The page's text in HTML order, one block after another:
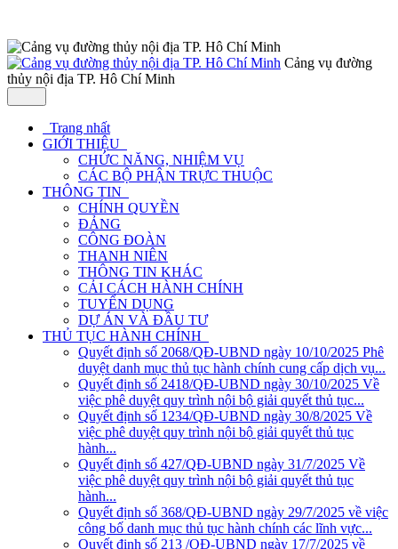
Cảng vụ đường
thủy nội địa TP. Hô Chí Minh
Trang nhất
GIỚI THIỆU
CHỨC NĂNG, NHIỆM VỤ
CÁC BỘ PHẬN TRỰC THUỘC
THÔNG TIN
CHÍNH QUYỀN
ĐẢNG
CÔNG ĐOÀN
THANH NIÊN
THÔNG TIN KHÁC
CẢI CÁCH HÀNH CHÍNH
TUYỂN DỤNG
DỰ ÁN VÀ ĐẦU TƯ
THỦ TỤC HÀNH CHÍNH
Quyết định số 2068/QĐ-UBND ngày 10/10/2025 Phê
duyệt danh mục thủ tục hành chính cung cấp dịch vụ...
Quyết định số 2418/QĐ-UBND ngày 30/10/2025 Về
việc phê duyệt quy trình nội bộ giải quyết thủ tục...
Quyết định số 1234/QĐ-UBND ngày 30/8/2025 Về
việc phê duyệt quy trình nội bộ giải quyết thủ tục
hành...
Quyết định số 427/QĐ-UBND ngày 31/7/2025 Về
việc phê duyệt quy trình nội bộ giải quyết thủ tục
hành...
Quyết định số 368/QĐ-UBND ngày 29/7/2025 về việc
công bố danh mục thủ tục hành chính các lĩnh vực...
Quyết định số 213 /QĐ-UBND ngày 17/7/2025 về